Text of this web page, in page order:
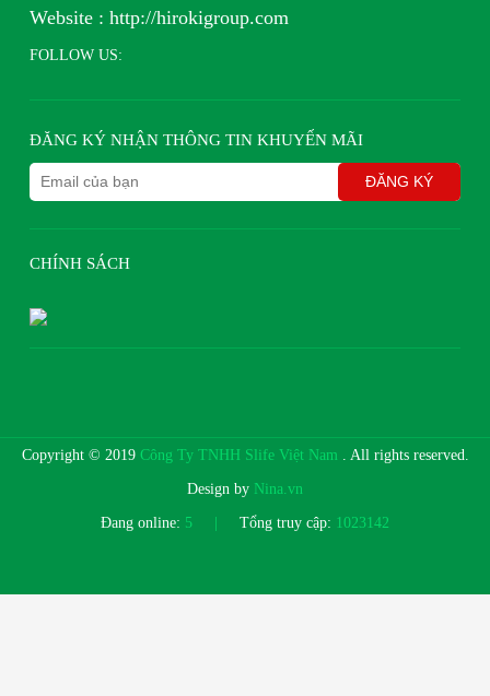
Website : http://hirokigroup.com
FOLLOW US:
ĐĂNG KÝ NHẬN THÔNG TIN KHUYẾN MÃI
CHÍNH SÁCH
Copyright © 2019 Công Ty TNHH Slife Việt Nam . All rights reserved.
Design by Nina.vn
Đang online: 5 Tổng truy cập: 1023142